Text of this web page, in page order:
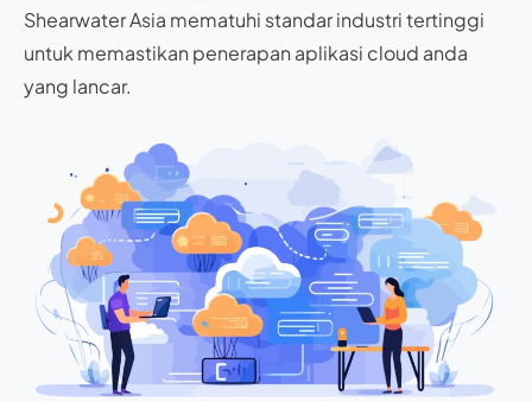
Shearwater Asia mematuhi standar industri tertinggi
untuk memastikan penerapan aplikasi cloud anda
yang lancar.